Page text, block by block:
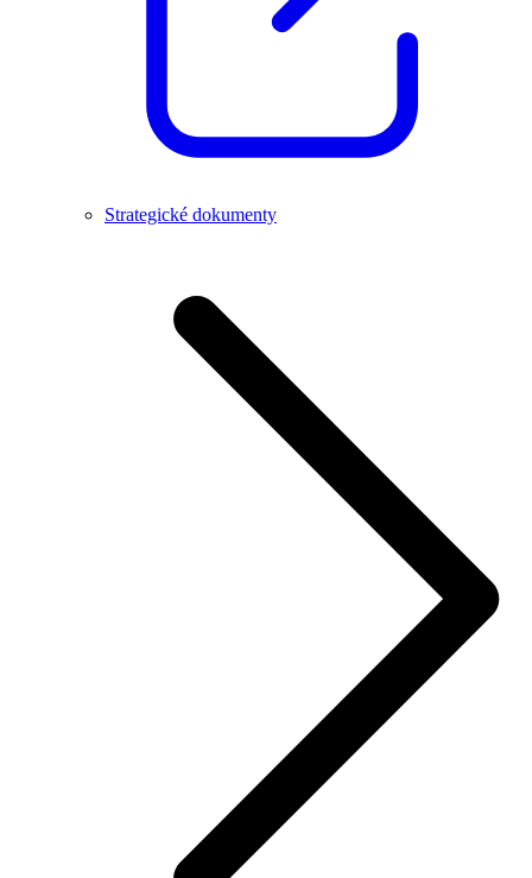
Strategické dokumenty